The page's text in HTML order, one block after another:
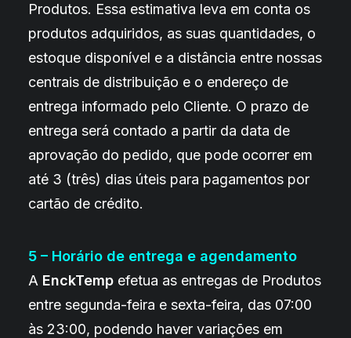
Produtos. Essa estimativa leva em conta os
produtos adquiridos, as suas quantidades, o
estoque disponível e a distância entre nossas
centrais de distribuição e o endereço de
entrega informado pelo Cliente. O prazo de
entrega será contado a partir da data de
aprovação do pedido, que pode ocorrer em
até 3 (três) dias úteis para pagamentos por
cartão de crédito.
5 – Horário de entrega e agendamento
A EnckTemp efetua as entregas de Produtos
entre segunda-feira e sexta-feira, das 07:00
às 23:00, podendo haver variações em